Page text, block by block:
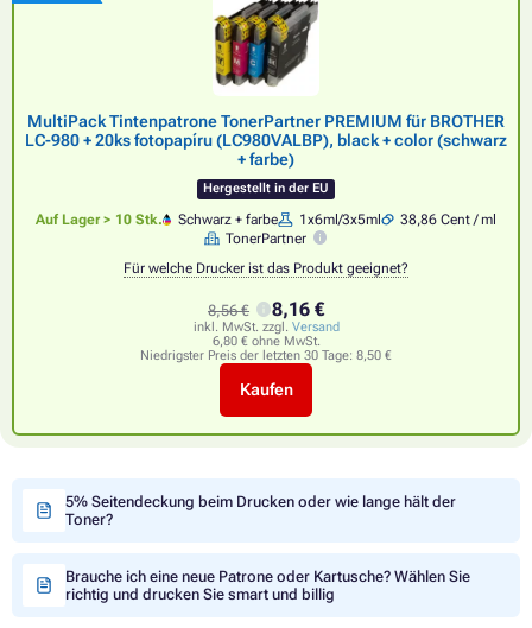
MultiPack Tintenpatrone TonerPartner PREMIUM für BROTHER
LC-980 + 20ks fotopapíru (LC980VALBP), black + color (schwarz
+ farbe)
Hergestellt in der EU
Auf Lager > 10 Stk. Schwarz + farbe 1x6ml/3x5ml
38,86 Cent / ml
TonerPartner
Für welche Drucker ist das Produkt geeignet?
8,56 € 8,16 €
inkl. MwSt. zzgl. Versand
6,80 € ohne MwSt.
Niedrigster Preis der letzten 30 Tage: 8,50 €
Kaufen
5% Seitendeckung beim Drucken oder wie lange hält der
Toner?
Brauche ich eine neue Patrone oder Kartusche? Wählen Sie
richtig und drucken Sie smart und billig